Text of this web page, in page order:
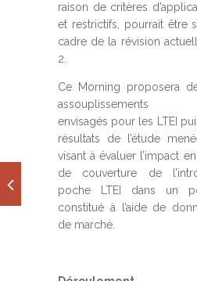
raison de critères
et restrictifs, pourrait être
cadre de la révision
2.
Ce Morning proposera
assouplissements
envisagés pour les LTEI
résultats de l’étude
visant à évaluer l’impact
de couverture de
poche LTEI dans un
constitué à l’aide de
de marché.